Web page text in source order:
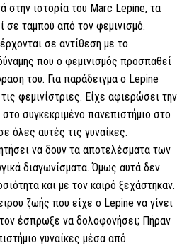
στην ιστορία του Marc Lepine, τα
σε ταμπού από τον φεμινισμό.
σε αντίθεση με το
που ο φεμινισμός προσπαθεί
του. Για παράδειγμα ο Lepine
φεμινίστριες. Είχε αφιερώσει την
συγκεκριμένο πανεπιστήμιο στο
όλες αυτές τις γυναίκες.
να δουν τα αποτελέσματα των
διαγωνίσματα. Όμως αυτά δεν
και με τον καιρό ξεχάστηκαν.
ζωής που είχε ο Lepine να γίνει
έσπρωξε να δολοφονήσει; Πήραν
γυναίκες μέσα από